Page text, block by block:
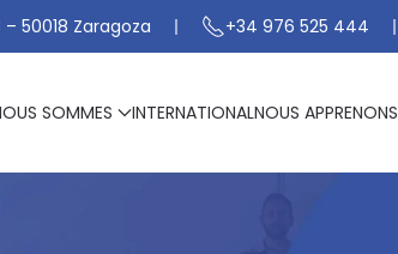
50018 Zaragoza +34 976 525 444
SOMMES INTERNATIONALNOUS APPRENONS